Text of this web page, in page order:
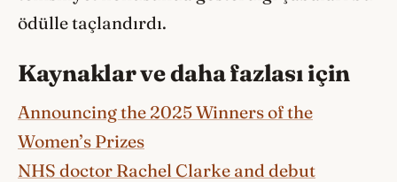
ödülle taçlandırdı.
Kaynaklar ve daha fazlası için
Announcing the 2025 Winners of the
Women’s Prizes
NHS doctor Rachel Clarke and debut